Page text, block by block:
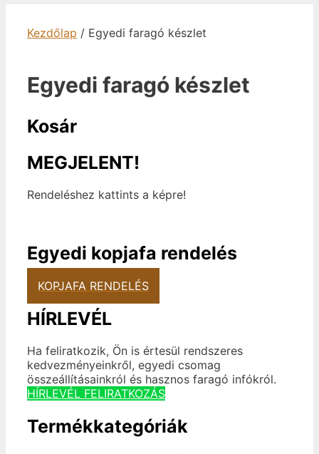
Kezdőlap / Egyedi faragó készlet
Egyedi faragó készlet
Kosár
MEGJELENT!
Rendeléshez kattints a képre!
Egyedi kopjafa rendelés
KOPJAFA RENDELÉS
HÍRLEVÉL
Ha feliratkozik, Ön is értesül rendszeres
kedvezményeinkről, egyedi csomag
összeállításainkról és hasznos faragó infókról.
HÍRLEVÉL FELIRATKOZÁS
Termékkategóriák